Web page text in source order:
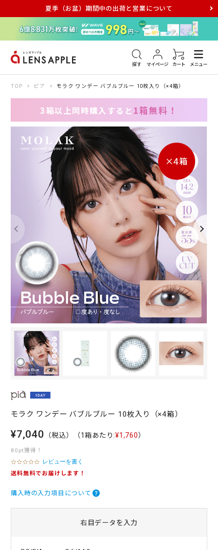
夏季（お盆）期間中の出荷と営業について
探す マイページ カート メニュー
アキュビュー メダリスト メガネ
TOP ピア モラク ワンデー バブルブルー 10枚入り（×4箱）
3箱以上同時購入すると 1箱無料！
モラク ワンデー バブルブルー 10枚入り（×4箱）
¥7,040 （税込） （1箱あたり:¥1,760）
80pt獲得！
0
.
t
レビューを書く
送料無料でお届けします！
購入時の入力項目について
右目データを入力